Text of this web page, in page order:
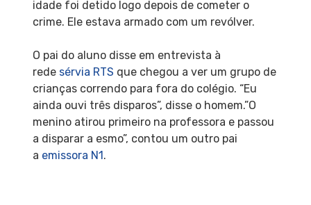
idade foi detido logo depois de cometer o
crime. Ele estava armado com um revólver.
O pai do aluno disse em entrevista à
redesérvia RTS que chegou a ver um grupo de
crianças correndo para fora do colégio. “Eu
ainda ouvi três disparos”, disse o homem.”O
menino atirou primeiro na professora e passou
a disparar a esmo”, contou um outro pai
a emissora N1.